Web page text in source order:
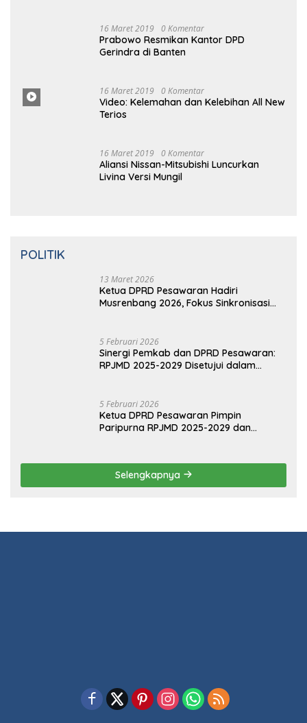
16 Maret 2019 0 Komentar
Prabowo Resmikan Kantor DPD
Gerindra di Banten
16 Maret 2019 0 Komentar
Video: Kelemahan dan Kelebihan All New
Terios
16 Maret 2019 0 Komentar
Aliansi Nissan-Mitsubishi Luncurkan
Livina Versi Mungil
POLITIK
13 Maret 2026
Ketua DPRD Pesawaran Hadiri
Musrenbang 2026, Fokus Sinkronisasi
5 Februari 2026
Sinergi Pemkab dan DPRD Pesawaran:
RPJMD 2025-2029 Disetujui dalam
5 Februari 2026
Ketua DPRD Pesawaran Pimpin
Paripurna RPJMD 2025-2029 dan
Selengkapnya